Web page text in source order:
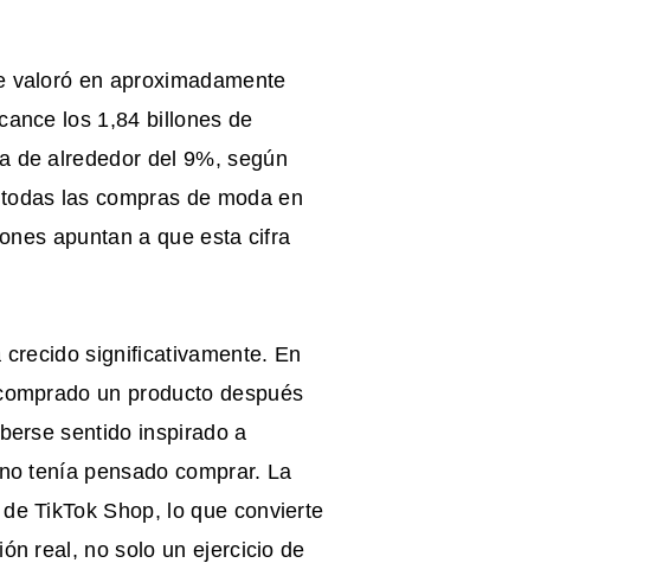
valoró en aproximadamente
los 1,84 billones de
de alrededor del 9%, según
las compras de moda en
apuntan a que esta cifra
significativamente. En
un producto después
sentido inspirado a
tenía pensado comprar. La
TikTok Shop, lo que convierte
real, no solo un ejercicio de